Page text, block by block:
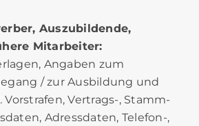
Auszubildende,
Mitarbeiter:
Angaben zum
/ zur Ausbildung und
Vertrags-, Stamm-
Adressdaten, Telefon-,